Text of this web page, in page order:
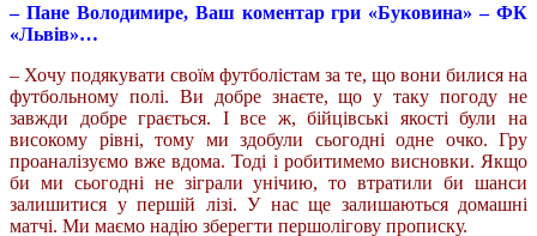
– Пане Володимире, Ваш коментар гри «Буковина» – ФК
«Львів»…
– Хочу подякувати своїм футболістам за те, що вони билися на
футбольному полі. Ви добре знаєте, що у таку погоду не
завжди добре грається. І все ж, бійцівські якості були на
високому рівні, тому ми здобули сьогодні одне очко. Гру
проаналізуємо вже вдома. Тоді і робитимемо висновки. Якщо
би ми сьогодні не зіграли унічию, то втратили би шанси
залишитися у першій лізі. У нас ще залишаються домашні
матчі. Ми маємо надію зберегти першолігову прописку.